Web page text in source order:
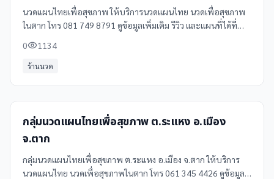
นวดแผนไทยเพื่อสุขภาพ ให้บริการนวดแผนไทย นวดเพื่อสุขภาพ
ในตาก โทร 081 749 8791 ดูข้อมูลเพิ่มเติม รีวิว และแผนที่ได้ที่
0 1134
ร้านนวด
กลุ่มนวดแผนไทยเพื่อสุขภาพ ต.ระแหง อ.เมือง
จ.ตาก
กลุ่มนวดแผนไทยเพื่อสุขภาพ ต.ระแหง อ.เมือง จ.ตาก ให้บริการ
นวดแผนไทย นวดเพื่อสุขภาพในตาก โทร 061 345 4426 ดูข้อมูล